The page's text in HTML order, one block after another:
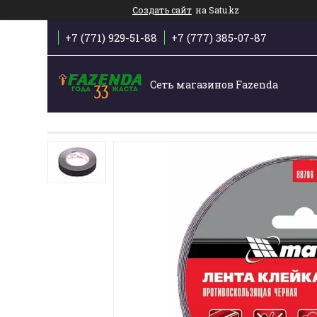
Создать сайт на Satu.kz
+7 (771) 929-51-88 +7 (777) 385-07-87
Сеть магазинов Fazenda